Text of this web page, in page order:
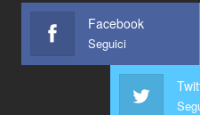
Facebook
Seguici